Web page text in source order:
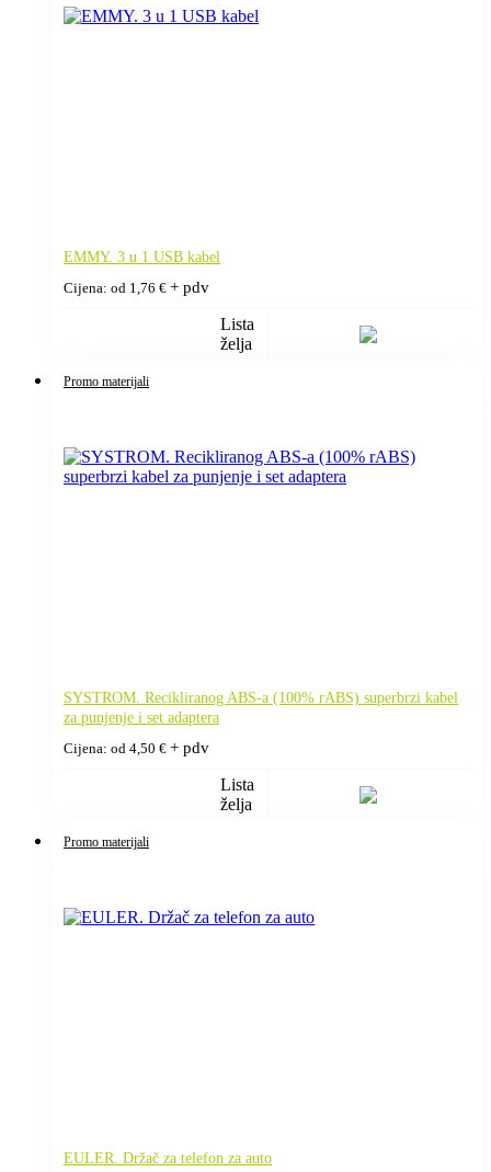
EMMY. 3 u 1 USB kabel
Cijena: od 1,76 € + pdv
Lista
želja
Promo materijali
SYSTROM. Recikliranog ABS-a (100% rABS) superbrzi kabel
za punjenje i set adaptera
Cijena: od 4,50 € + pdv
Lista
želja
Promo materijali
EULER. Držač za telefon za auto